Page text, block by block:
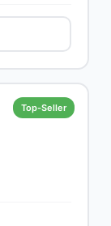
Top-Seller